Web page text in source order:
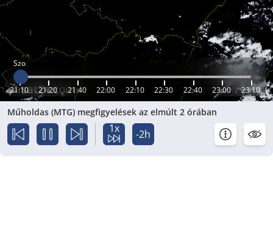
Szo
21:10 21:20 21:40 22:00 22:10 22:30 22:40 23:00 23:10
Műholdas (MTG) megfigyelések az elmúlt 2 órában
1x -2h